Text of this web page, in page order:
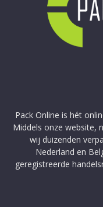
Pack Online is hét
Middels onze website,
wij duizenden
Nederland en
geregistreerde